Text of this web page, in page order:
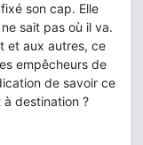
son cap. Elle
sait pas où il va.
et aux autres, ce
empêcheurs de
de savoir ce
destination ?